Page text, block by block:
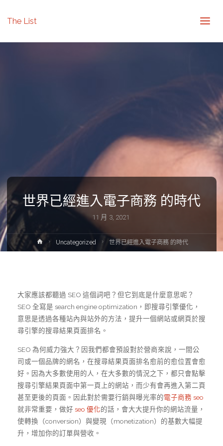
The List
世界已經進入電子商務 的時代
11 月 3, 2021
HomeUncategorized 世界已經進入電子商務 的時代
大家應該都聽過 SEO 這個詞吧？但它到底是什麼意思呢？
SEO 全寫是 search engine optimization，即搜尋引擎優化，
意思是透過各種站內與站外的方法，提升一個網站或網頁於搜
尋引擎的搜尋結果頁面排名。
SEO 為何威力強大？因我們都會預設對於營商來說，一間公
司或一個品牌的網名，在搜尋結果頁面排名愈前的愈位置會愈
好。因為大多數使用的人，在大多數的情況之下，都只會點擊
搜尋引擎結果頁面中第一頁上的網站，而少有會再進入第二頁
甚至更後的頁面。因此對於需要行銷與曝光率的電子商務 seo
就非常重要，做好 seo 優化的話，會大大提升你的網站流量，
使轉換（conversion）與變現（monetization）的基數大幅提
升，增加你的訂單與營收。